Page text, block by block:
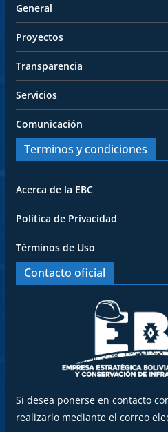
General
Proyectos
Transparencia
Servicios
Comunicación
Terminos y condiciones
Acerca de la EBC
Política de Privacidad
Términos de Uso
Contacto oficial
Si desea ponerse en contacto
realizarlo mediante el correo